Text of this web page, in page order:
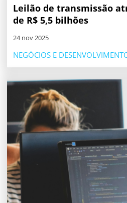
Leilão de transmissão
de R$ 5,5 bilhões
24 nov 2025
NEGÓCIOS E